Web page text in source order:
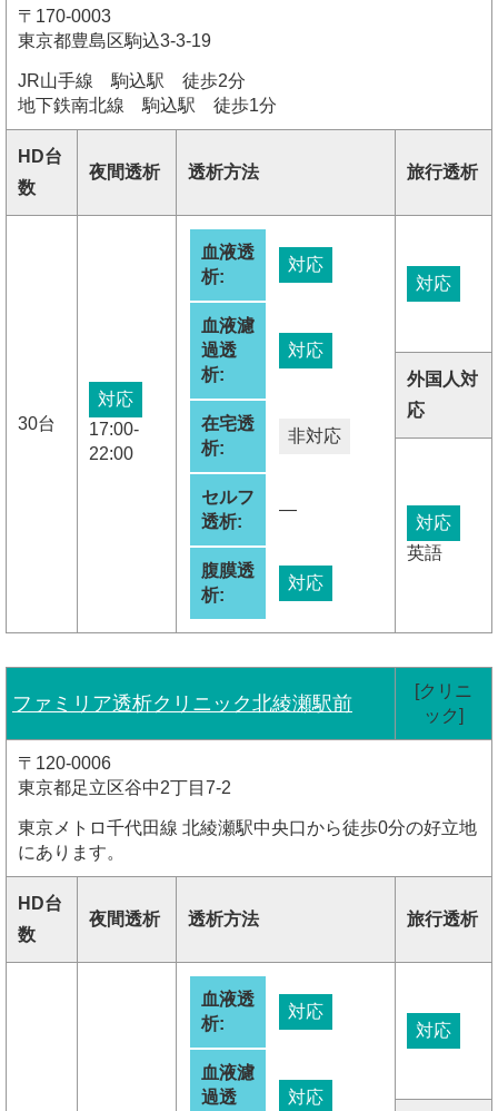
〒170-0003
東京都豊島区駒込3-3-19
JR山手線 駒込駅 徒歩2分
地下鉄南北線 駒込駅 徒歩1分
HD台
数
夜間透析 透析方法 旅行透析
30台
対応
17:00-
22:00
血液透
析:
対応
血液濾
過透
析:
対応
在宅透
析:
非対応
セルフ
透析:
―
腹膜透
析:
対応
対応
外国人対
応
対応
英語
ファミリア透析クリニック北綾瀬駅前
[クリニ
ック]
〒120-0006
東京都足立区谷中2丁目7-2
東京メトロ千代田線 北綾瀬駅中央口から徒歩0分の好立地
にあります。
HD台
数
夜間透析 透析方法 旅行透析
血液透
析:
対応
血液濾
過透
対応
対応